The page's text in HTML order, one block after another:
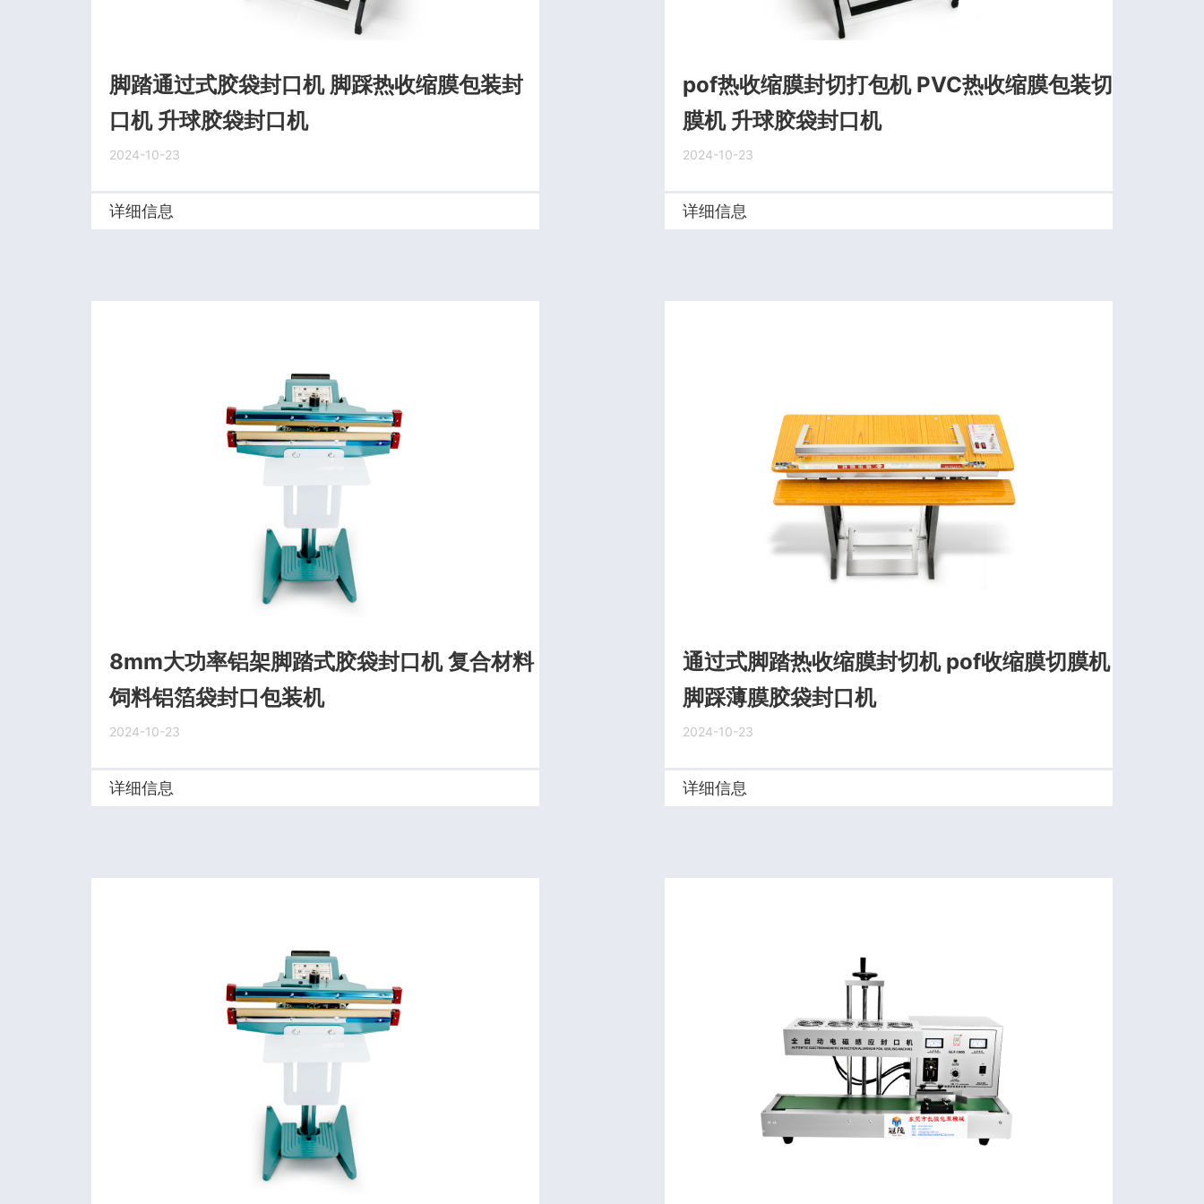
脚踏通过式胶袋封口机 脚踩热收缩膜包装封
口机 升球胶袋封口机
2024-10-23
详细信息
pof热收缩膜封切打包机 PVC热收缩膜包装切
膜机 升球胶袋封口机
2024-10-23
详细信息
8mm大功率铝架脚踏式胶袋封口机 复合材料
饲料铝箔袋封口包装机
2024-10-23
详细信息
通过式脚踏热收缩膜封切机 pof收缩膜切膜机
脚踩薄膜胶袋封口机
2024-10-23
详细信息